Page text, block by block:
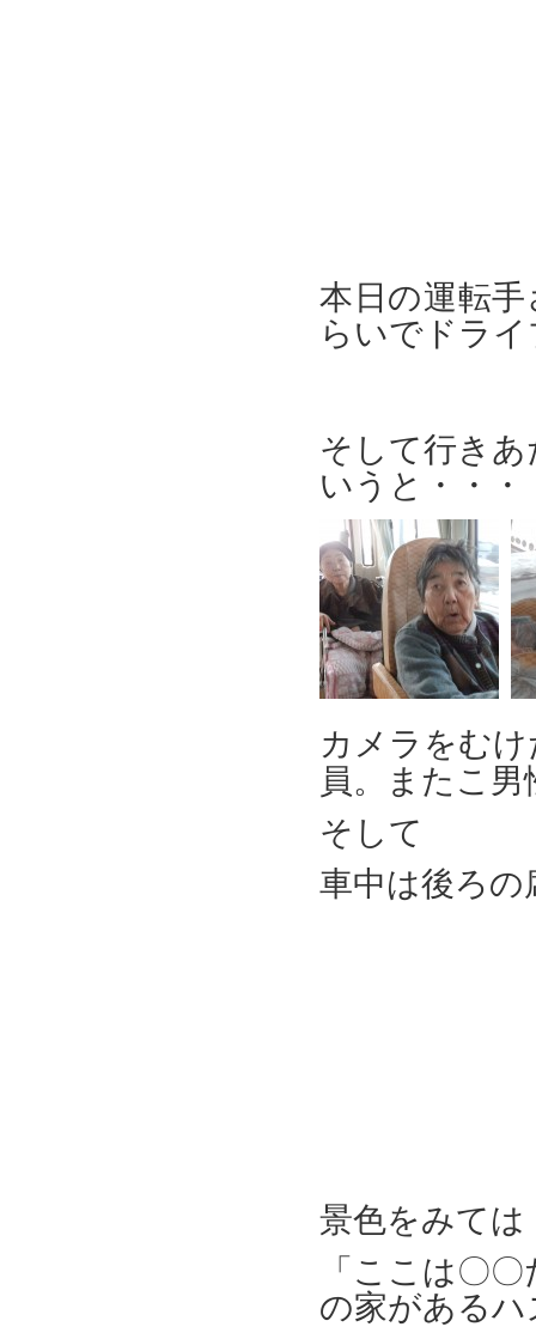
本日の運転
らいでドラ
そして行き
いうと・・・
カメラをむ
員。またこ
そして
車中は後ろ
景色をみては
「ここは〇
の家がある